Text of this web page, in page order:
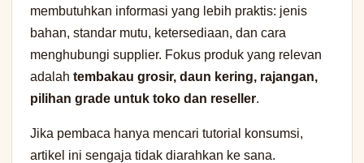
membutuhkan informasi yang lebih praktis: jenis
bahan, standar mutu, ketersediaan, dan cara
menghubungi supplier. Fokus produk yang relevan
adalah tembakau grosir, daun kering, rajangan,
pilihan grade untuk toko dan reseller.
Jika pembaca hanya mencari tutorial konsumsi,
artikel ini sengaja tidak diarahkan ke sana.